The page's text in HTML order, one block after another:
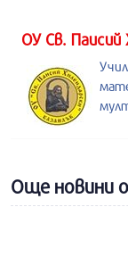
ОУ Св. Паисий
Още новини